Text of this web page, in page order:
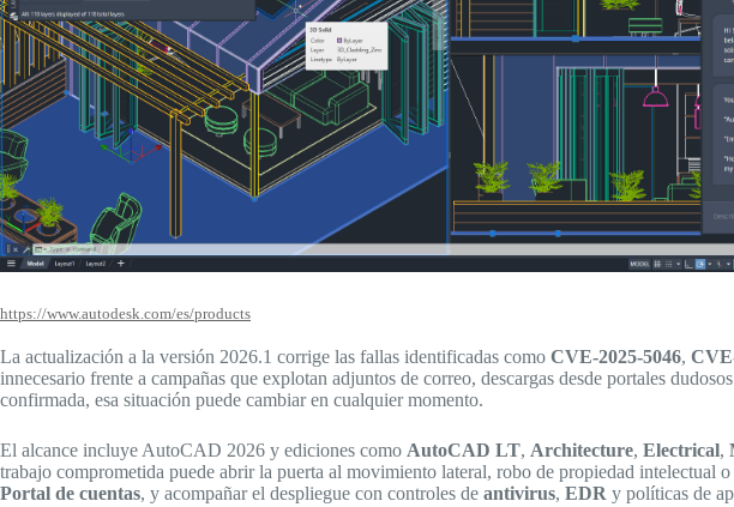
https://www.autodesk.com/es/products
La actualización a la versión 2026.1 corrige las fallas identificadas como CVE-2025-5046,
innecesario frente a campañas que explotan adjuntos de correo, descargas desde portales
confirmada, esa situación puede cambiar en cualquier momento.
El alcance incluye AutoCAD 2026 y ediciones como AutoCAD LT, Architecture, Electrical,
trabajo comprometida puede abrir la puerta al movimiento lateral, robo de propiedad
Portal de cuentas, y acompañar el despliegue con controles de antivirus, EDR y políticas de